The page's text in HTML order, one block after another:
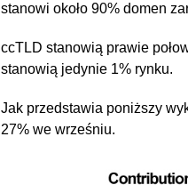
stanowi około 90% domen
ccTLD stanowią prawie
stanowią jedynie 1% rynku.
Jak przedstawia poniższy
27% we wrześniu.